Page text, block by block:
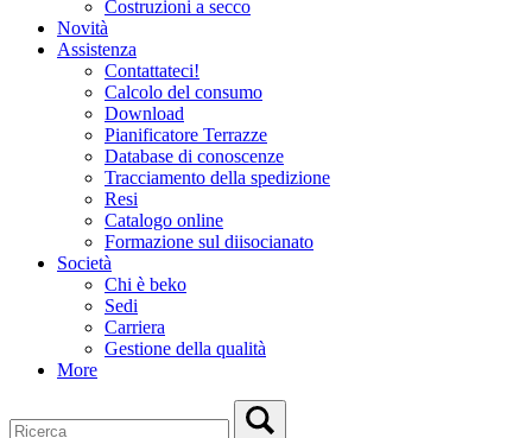
Costruzioni a secco
Novità
Assistenza
Contattateci!
Calcolo del consumo
Download
Pianificatore Terrazze
Database di conoscenze
Tracciamento della spedizione
Resi
Catalogo online
Formazione sul diisocianato
Società
Chi è beko
Sedi
Carriera
Gestione della qualità
More